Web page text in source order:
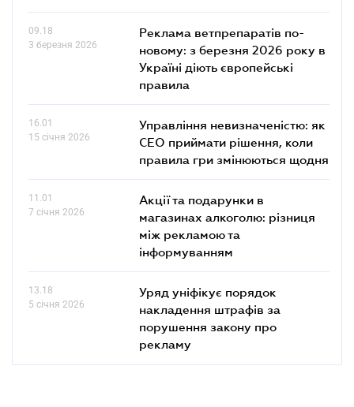
09.18
3 березня 2026
Реклама ветпрепаратів по-
новому: з березня 2026 року в
Україні діють європейські
правила
16.01
15 січня 2026
Управління невизначеністю: як
СЕО приймати рішення, коли
правила гри змінюються щодня
11.01
7 січня 2026
Акції та подарунки в
магазинах алкоголю: різниця
між рекламою та
інформуванням
13.18
5 січня 2026
Уряд уніфікує порядок
накладення штрафів за
порушення закону про
рекламу